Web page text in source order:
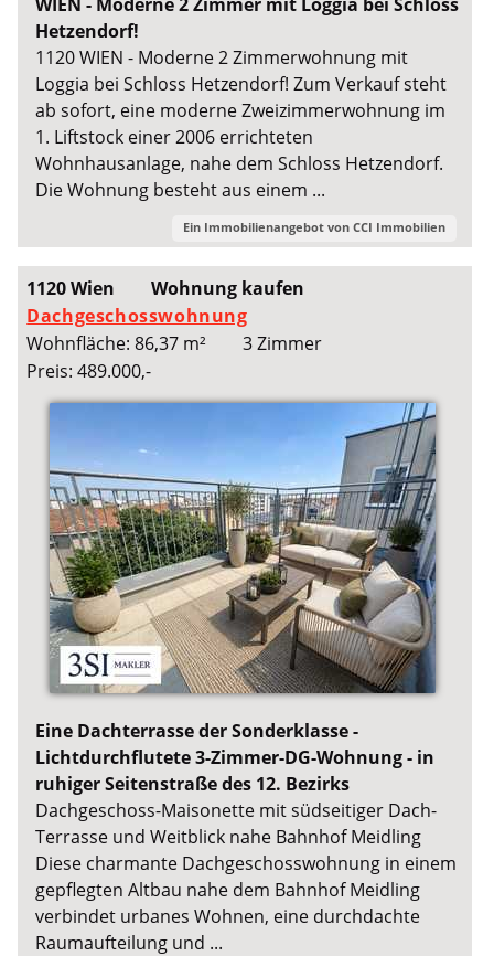
Hetzendorf!
1120 WIEN - Moderne 2 Zimmerwohnung mit
Loggia bei Schloss Hetzendorf! Zum Verkauf steht
ab sofort, eine moderne Zweizimmerwohnung im
1. Liftstock einer 2006 errichteten
Wohnhausanlage, nahe dem Schloss Hetzendorf.
Die Wohnung besteht aus einem ...
Ein Immobilienangebot von CCI Immobilien
1120 Wien
Wohnung kaufen
Dachgeschosswohnung
Wohnfläche: 86,37 m²
3 Zimmer
Preis: 489.000,-
Eine Dachterrasse der Sonderklasse -
Lichtdurchflutete 3-Zimmer-DG-Wohnung - in
ruhiger Seitenstraße des 12. Bezirks
Dachgeschoss-Maisonette mit südseitiger Dach-
Terrasse und Weitblick nahe Bahnhof Meidling
Diese charmante Dachgeschosswohnung in einem
gepflegten Altbau nahe dem Bahnhof Meidling
verbindet urbanes Wohnen, eine durchdachte
Raumaufteilung und ...